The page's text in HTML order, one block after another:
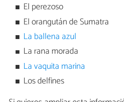
El perezoso
El orangután de Sumatra
La ballena azul
La rana morada
La vaquita marina
Los delfines